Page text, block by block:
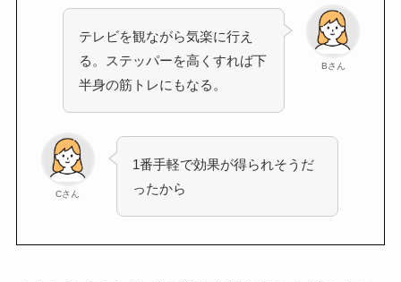
Bさん
テレビを観ながら気楽に行え
る。ステッパーを高くすれば下
半身の筋トレにもなる。
Cさん
1番手軽で効果が得られそうだ
ったから